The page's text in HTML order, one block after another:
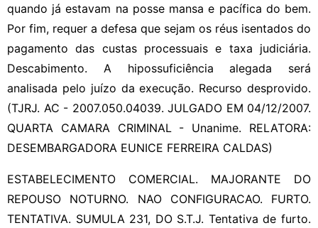
quando já estavam na posse mansa e pacífica do bem.
Por fim, requer a defesa que sejam os réus isentados do
pagamento das custas processuais e taxa judiciária.
Descabimento. A hipossuficiência alegada será
analisada pelo juízo da execução. Recurso desprovido.
(TJRJ. AC - 2007.050.04039. JULGADO EM 04/12/2007.
QUARTA CAMARA CRIMINAL - Unanime. RELATORA:
DESEMBARGADORA EUNICE FERREIRA CALDAS)
ESTABELECIMENTO COMERCIAL. MAJORANTE DO
REPOUSO NOTURNO. NAO CONFIGURACAO. FURTO.
TENTATIVA. SUMULA 231, DO S.T.J. Tentativa de furto.